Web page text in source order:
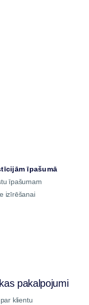
īpašumā
īpašumam
izīrēšanai
pakalpojumi
klientu